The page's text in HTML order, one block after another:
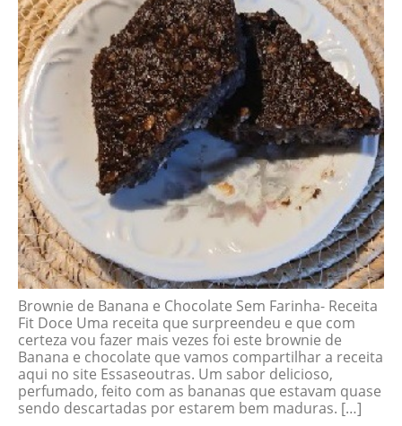
Brownie de Banana e Chocolate Sem Farinha- Receita
Fit Doce Uma receita que surpreendeu e que com
certeza vou fazer mais vezes foi este brownie de
Banana e chocolate que vamos compartilhar a receita
aqui no site Essaseoutras. Um sabor delicioso,
perfumado, feito com as bananas que estavam quase
sendo descartadas por estarem bem maduras. […]